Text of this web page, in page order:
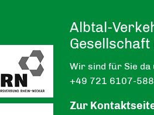
Albtal-
Gesellschaft
Wir sind für Sie da
+49 721 6107-
Zur